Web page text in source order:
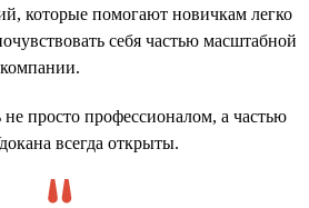
которые помогают новичкам легко
себя частью масштабной
не просто профессионалом, а частью
всегда открыты.